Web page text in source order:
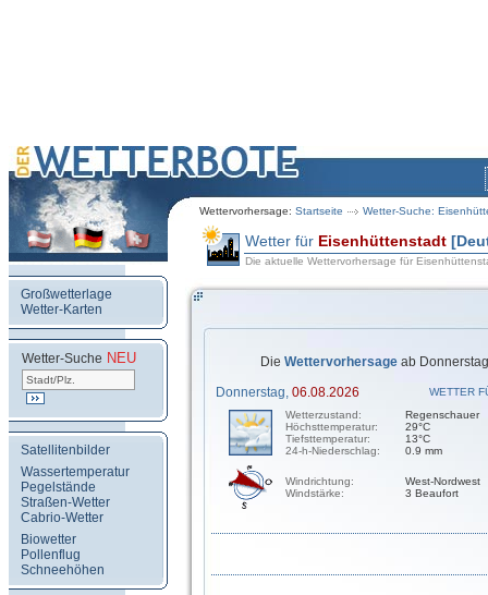
Wettervorhersage: Startseite Wetter-Suche:
Großwetterlage
Wetter-Karten
Wetter-Suche NEU
Satellitenbilder
Wassertemperatur
Pegelstände
Straßen-Wetter
Cabrio-Wetter
Biowetter
Pollenflug
Schneehöhen
Wetter für Eisenhüttenstadt
Die aktuelle Wettervorhersage für
Die Wettervorhersage ab
Donnerstag, 06.08.2026
WETTER
Wetterzustand:
Höchsttemperatur:
Tiefsttemperatur:
24-h-Niederschlag:
Regenschauer
29°C
13°C
0.9 mm
Windrichtung:
Windstärke:
West-Nordwest
3 Beaufort